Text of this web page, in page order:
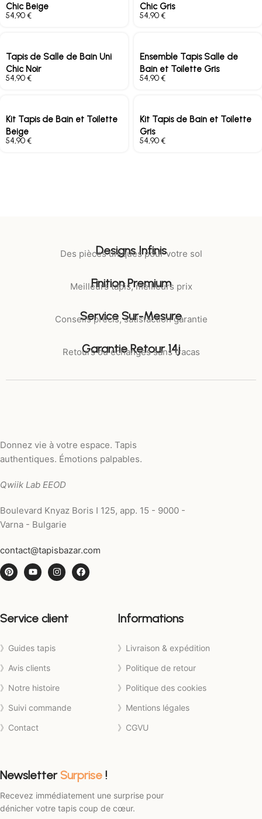
Chic Beige
€
Chic Gris
€
Tapis de Salle de Bain Uni
Chic Noir
€
Ensemble Tapis Salle de
Bain et Toilette Gris
€
Kit Tapis de Bain et Toilette
Beige
€
Kit Tapis de Bain et Toilette
Gris
€
Designs Infinis
Des pièces uniques pour votre sol
Finition Premium
Meilleurs tapis, meilleurs prix
Service Sur-Mesure
Conseils précis, satisfaction garantie
Garantie Retour 14j
Retours ou échanges sans tracas
Donnez vie à votre espace. Tapis
authentiques. Émotions palpables.
Qwiik Lab EEOD
Boulevard Knyaz Boris I 125, app. 15 - 9000 -
Varna - Bulgarie
contact@tapisbazar.com
Service client
》Guides tapis
》Avis clients
》Notre histoire
》Suivi commande
》Contact
Informations
》Livraison & expédition
》Politique de retour
》Politique des cookies
》Mentions légales
》CGVU
NewsletterSurprise !
Recevez immédiatement une surprise pour
dénicher votre tapis coup de cœur.